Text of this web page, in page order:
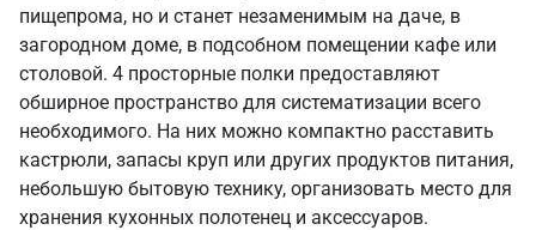
пищепрома, но и станет незаменимым на даче, в
загородном доме, в подсобном помещении кафе или
столовой. 4 просторные полки предоставляют
обширное пространство для систематизации всего
необходимого. На них можно компактно расставить
кастрюли, запасы круп или других продуктов питания,
небольшую бытовую технику, организовать место для
хранения кухонных полотенец и аксессуаров.